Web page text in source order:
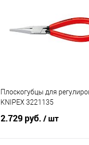
В избранное
Под
Плоскогубцы для
KNIPEX 3221135
2.729 руб. / шт